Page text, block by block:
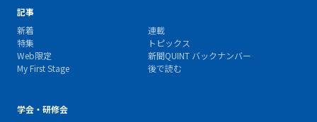
記事
新着
連載
特集
トピックス
Web限定
新聞QUINT バックナンバー
My First Stage
後で読む
学会・研修会